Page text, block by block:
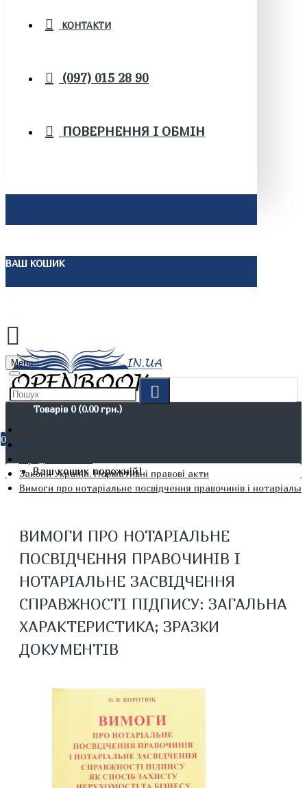
КОНТАКТИ
(097) 015 28 90
ПОВЕРНЕННЯ І ОБМІН
ВАШ КОШИК
Menu
Товарів 0 (0.00 грн.)
0
Ваш кошик порожній!
Не художня література
Закони України. Нормативні правові акти
Вимоги про нотаріальне посвідчення правочинів і
ВИМОГИ ПРО НОТАРІАЛЬНЕ
ПОСВІДЧЕННЯ ПРАВОЧИНІВ І
НОТАРІАЛЬНЕ ЗАСВІДЧЕННЯ
СПРАВЖНОСТІ ПІДПИСУ: ЗАГАЛЬНА
ХАРАКТЕРИСТИКА; ЗРАЗКИ
ДОКУМЕНТІВ